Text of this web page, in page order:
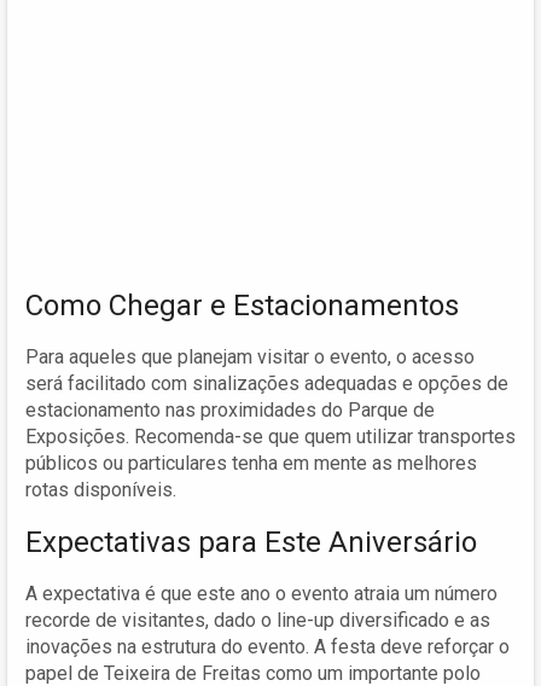
Como Chegar e Estacionamentos
Para aqueles que planejam visitar o evento, o acesso
será facilitado com sinalizações adequadas e opções de
estacionamento nas proximidades do Parque de
Exposições. Recomenda-se que quem utilizar transportes
públicos ou particulares tenha em mente as melhores
rotas disponíveis.
Expectativas para Este Aniversário
A expectativa é que este ano o evento atraia um número
recorde de visitantes, dado o line-up diversificado e as
inovações na estrutura do evento. A festa deve reforçar o
papel de Teixeira de Freitas como um importante polo